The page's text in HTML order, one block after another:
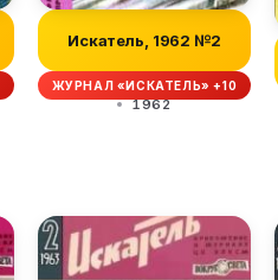
Искатель, 1962 №2
ЖУРНАЛ «ИСКАТЕЛЬ» +10
1962